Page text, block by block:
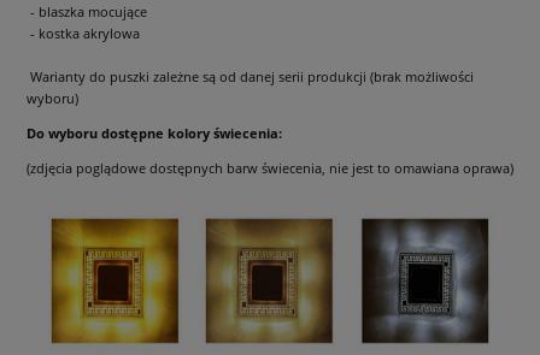
- blaszka mocujące
- kostka akrylowa
Warianty do puszki zależne są od danej serii produkcji (brak możliwości
wyboru)
Do wyboru dostępne kolory świecenia:
(zdjęcia poglądowe dostępnych barw świecenia, nie jest to omawiana oprawa)